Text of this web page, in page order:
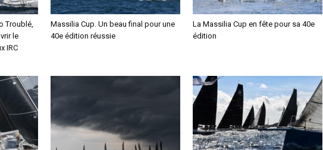
Troublé,
le
IRC
Massilia Cup. Un beau final pour une
40e édition réussie
La Massilia Cup en fête pour sa 40e
édition